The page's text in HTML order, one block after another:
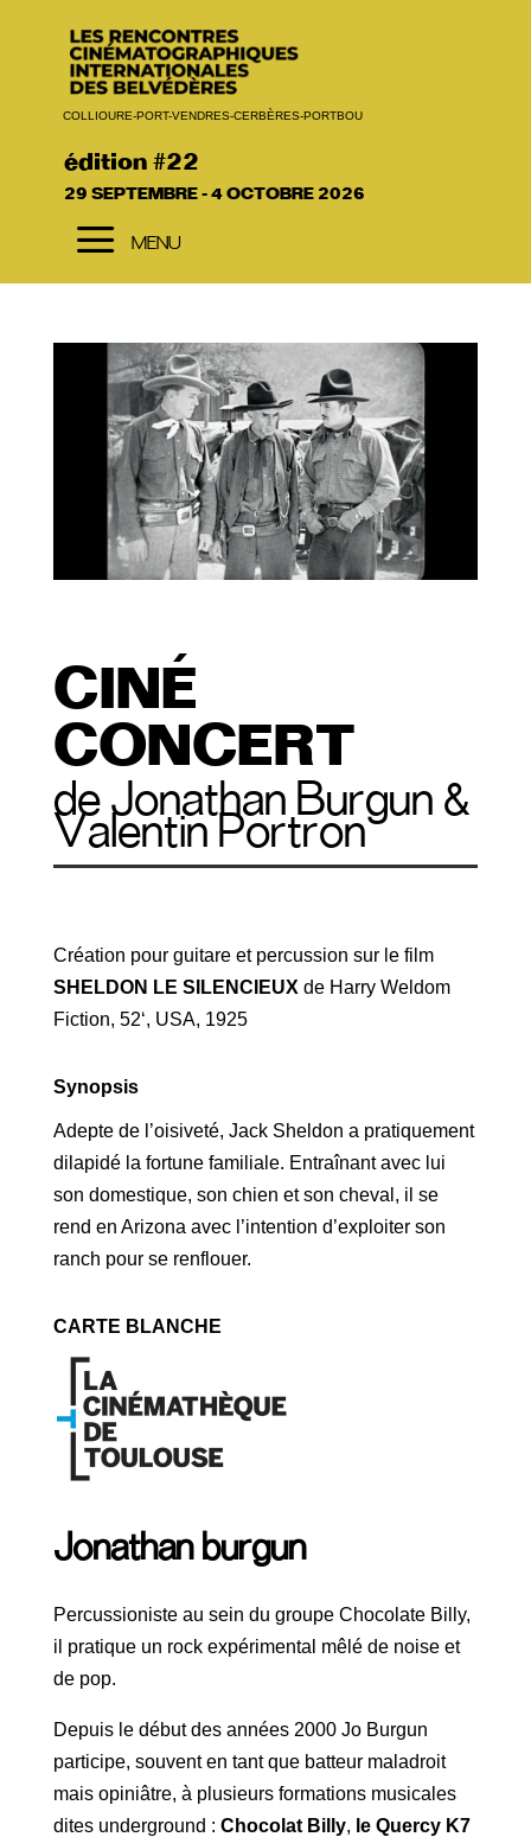
COLLIOURE-PORT-VENDRES-CERBÈRES-PORTBOU
édition #22
29 SEPTEMBRE - 4 OCTOBRE 2026
a MENU
CINÉ
CONCERT
de Jonathan Burgun &
Valentin Portron
Création pour guitare et percussion sur le film
SHELDON LE SILENCIEUX de Harry Weldom
Fiction, 52‘, USA, 1925
Synopsis
Adepte de l’oisiveté, Jack Sheldon a pratiquement
dilapidé la fortune familiale. Entraînant avec lui
son domestique, son chien et son cheval, il se
rend en Arizona avec l’intention d’exploiter son
ranch pour se renflouer.
CARTE BLANCHE
Jonathan burgun
Percussioniste au sein du groupe Chocolate Billy,
il pratique un rock expérimental mêlé de noise et
de pop.
Depuis le début des années 2000 Jo Burgun
participe, souvent en tant que batteur maladroit
mais opiniâtre, à plusieurs formations musicales
dites underground : Chocolat Billy, le Quercy K7